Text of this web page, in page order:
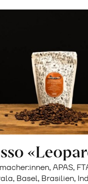
APAS,
Basel, Brasilien,